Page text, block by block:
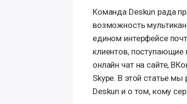
Команда Deskun рада
возможность
едином интерфейсе
клиентов,
онлайн чат на сайте,
Skype. В этой статье
Deskun и о том, кому